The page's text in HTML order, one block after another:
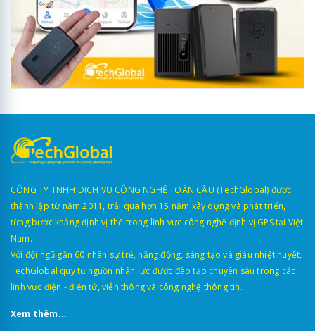
CÔNG TY TNHH DỊCH VỤ CÔNG NGHỆ TOÀN CẦU (TechGlobal) được
thành lập từ năm 2011, trải qua hơn 15 năm xây dựng và phát triển,
từng bước khẳng định vị thế trong lĩnh vực công nghệ định vị GPS tại Việt
Nam.
Với đội ngũ gần 60 nhân sự trẻ, năng động, sáng tạo và giàu nhiệt huyết,
TechGlobal quy tụ nguồn nhân lực được đào tạo chuyên sâu trong các
lĩnh vực điện - điện tử, viễn thông và công nghệ thông tin.
Xem thêm...